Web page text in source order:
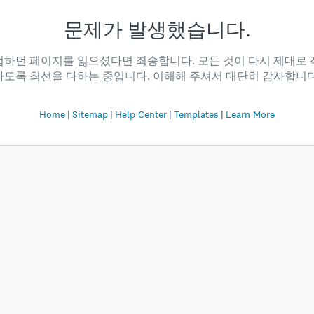
문제가 발생했습니다.
하던 페이지를 잃으셨다면 죄송합니다. 모든 것이 다시 제대로
도록 최선을 다하는 중입니다. 이해해 주셔서 대단히 감사합니
Home Sitemap Help Center Templates Learn More